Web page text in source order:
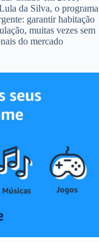
da Silva, o programa
garantir habitação
muitas vezes sem
do mercado